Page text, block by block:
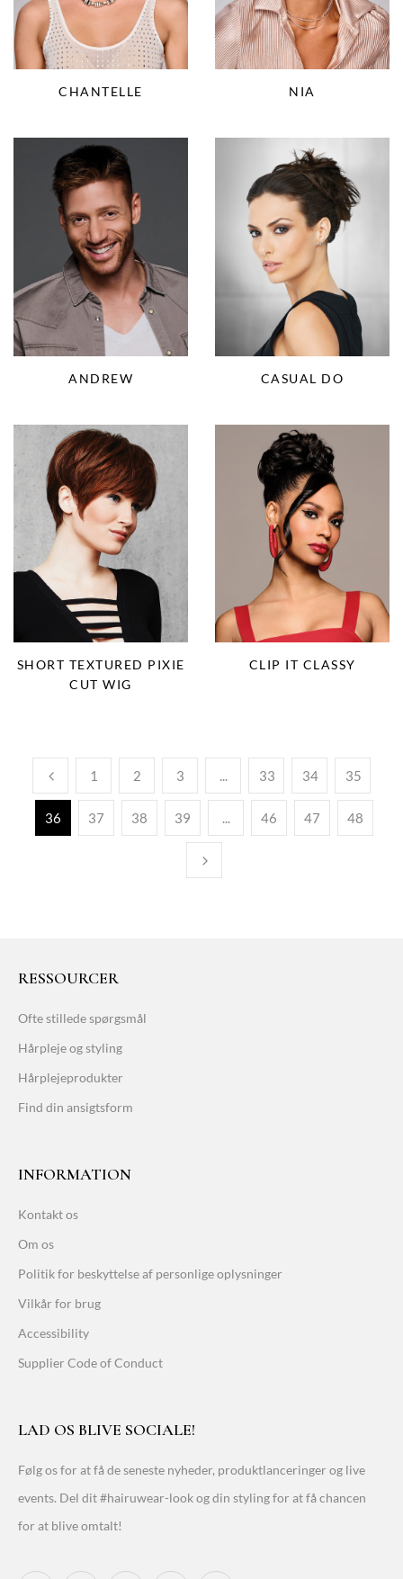
CHANTELLE NIA
ANDREW CASUAL DO
SHORT TEXTURED PIXIE
CUT WIG
CLIP IT CLASSY
1 2 3 ... 33 34 35
36 37 38 39 ... 46 47 48
RESSOURCER
Ofte stillede spørgsmål
Hårpleje og styling
Hårplejeprodukter
Find din ansigtsform
INFORMATION
Kontakt os
Om os
Politik for beskyttelse af personlige oplysninger
Vilkår for brug
Accessibility
Supplier Code of Conduct
LAD OS BLIVE SOCIALE!
Følg os for at få de seneste nyheder, produktlanceringer og live
events. Del dit #hairuwear-look og din styling for at få chancen
for at blive omtalt!